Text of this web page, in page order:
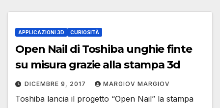
APPLICAZIONI 3D CURIOSITÀ
Open Nail di Toshiba unghie finte
su misura grazie alla stampa 3d
DICEMBRE 9, 2017 MARGIOV MARGIOV
Toshiba lancia il progetto “Open Nail” la stampa